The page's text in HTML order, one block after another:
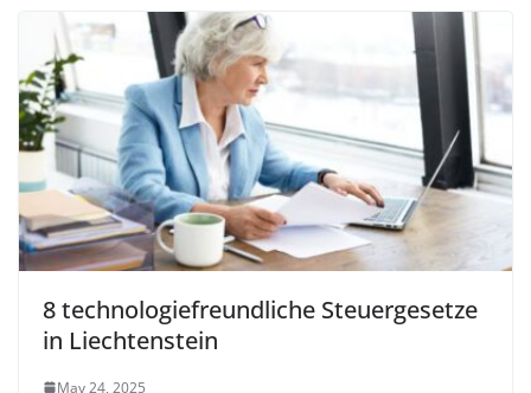
8 technologiefreundliche Steuergesetze
in Liechtenstein
May 24, 2025